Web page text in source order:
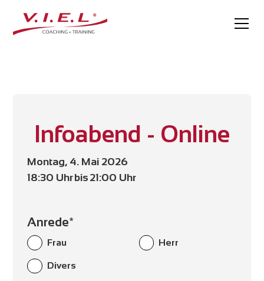
Infoabend - Online
Montag, 4. Mai 2026
18:30 Uhrbis 21:00 Uhr
Anrede*
Frau Herr
Divers